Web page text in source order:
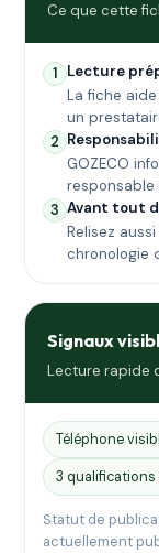
Ce que cette
1 Lecture
La fiche
un
2
GOZECO
responsable
3 Avant tout
Relisez
chronologie
Signaux
Lecture rapide
Téléphone
3 qualifications
Statut de
actuellement